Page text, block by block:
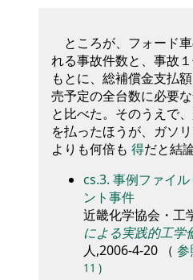
ところが、フォード
れる事故件数と、事故
もとに、総補償金支払
売予定の全台数に必要
と比べた。そのうえで
を払ったほうが、ガソ
よりも何倍も 得だと結
cs.3. 事例ファイ
ント事件
近畿化学協会・工
による実践的工学
人,2006-4-20 （ 参
11 )